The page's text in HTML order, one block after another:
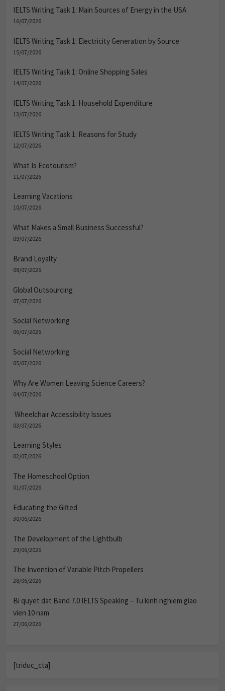
IELTS Writing Task 1: Main Sources of Energy in the USA
16/07/2026
IELTS Writing Task 1: Electricity Generation by Source
15/07/2026
IELTS Writing Task 1: Online Shopping Sales
14/07/2026
IELTS Writing Task 1: Household Expenditure
13/07/2026
IELTS Writing Task 1: Reasons for Study
12/07/2026
What Is Ecotourism?
11/07/2026
Learning Vacations
10/07/2026
What Makes a Small Business Successful?
09/07/2026
Brand Loyalty
08/07/2026
Global Outsourcing
07/07/2026
Social Networking
06/07/2026
Social Networking
05/07/2026
Why Are Women Leaving Science Careers?
04/07/2026
Wheelchair Accessibility Issues
03/07/2026
Learning Styles
02/07/2026
The Homeschool Option
01/07/2026
Educating the Gifted
30/06/2026
The Development of the Lightbulb
29/06/2026
The Invention of Variable Pitch Propellers
28/06/2026
Bi quyet dat Band 7.0 IELTS Speaking – Tu kinh nghiem giao
vien 10 nam
27/06/2026
[triduc_cta]